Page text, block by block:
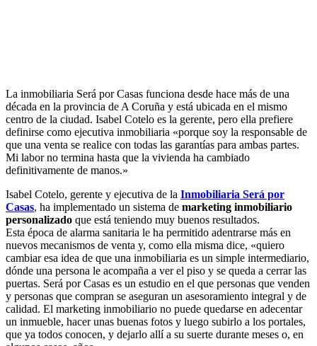
La inmobiliaria Será por Casas funciona desde hace más de una
década en la provincia de A Coruña y está ubicada en el mismo
centro de la ciudad. Isabel Cotelo es la gerente, pero ella prefiere
definirse como ejecutiva inmobiliaria «porque soy la responsable de
que una venta se realice con todas las garantías para ambas partes.
Mi labor no termina hasta que la vivienda ha cambiado
definitivamente de manos.»
Isabel Cotelo, gerente y ejecutiva de la Inmobiliaria Será por
Casas, ha implementado un sistema de marketing inmobiliario
personalizado que está teniendo muy buenos resultados.
Esta época de alarma sanitaria le ha permitido adentrarse más en
nuevos mecanismos de venta y, como ella misma dice, «quiero
cambiar esa idea de que una inmobiliaria es un simple intermediario,
dónde una persona le acompaña a ver el piso y se queda a cerrar las
puertas. Será por Casas es un estudio en el que personas que venden
y personas que compran se aseguran un asesoramiento integral y de
calidad. El marketing inmobiliario no puede quedarse en adecentar
un inmueble, hacer unas buenas fotos y luego subirlo a los portales,
que ya todos conocen, y dejarlo allí a su suerte durante meses o, en